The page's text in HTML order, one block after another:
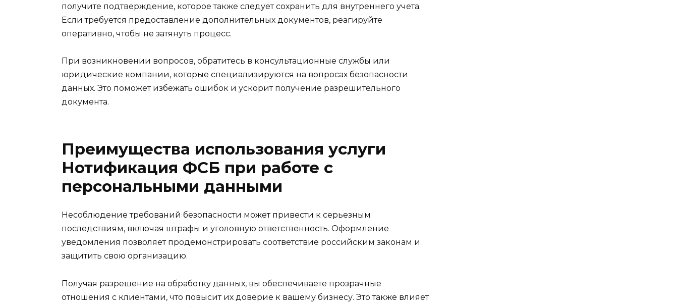
получите подтверждение, которое также следует сохранить для внутреннего учета.
Если требуется предоставление дополнительных документов, реагируйте
оперативно, чтобы не затянуть процесс.
При возникновении вопросов, обратитесь в консультационные службы или
юридические компании, которые специализируются на вопросах безопасности
данных. Это поможет избежать ошибок и ускорит получение разрешительного
документа.
Преимущества использования услуги
Нотификация ФСБ при работе с
персональными данными
Несоблюдение требований безопасности может привести к серьезным
последствиям, включая штрафы и уголовную ответственность. Оформление
уведомления позволяет продемонстрировать соответствие российским законам и
защитить свою организацию.
Получая разрешение на обработку данных, вы обеспечиваете прозрачные
отношения с клиентами, что повысит их доверие к вашему бизнесу. Это также влияет